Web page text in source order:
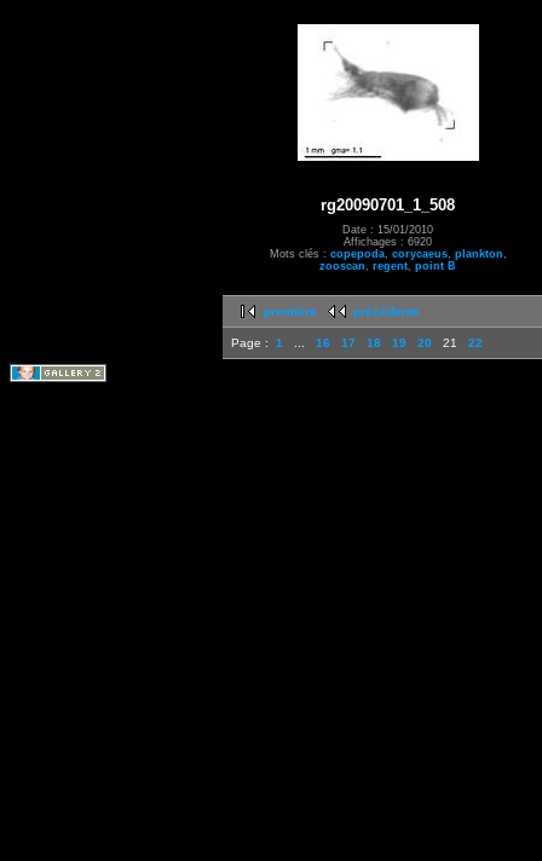
rg20090701_1_508
Date : 15/01/2010
Affichages : 6920
Mots clés : copepoda, corycaeus, plankton
zooscan
regent point B
première précédente
Page : 1 16 17 18 19 20 21 22